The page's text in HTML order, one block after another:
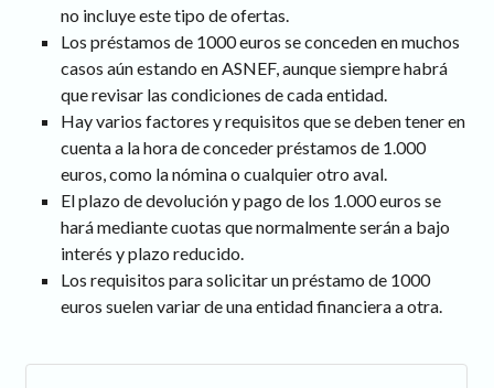
no incluye este tipo de ofertas.
Los préstamos de 1000 euros se conceden en muchos
casos aún estando en ASNEF, aunque siempre habrá
que revisar las condiciones de cada entidad.
Hay varios factores y requisitos que se deben tener en
cuenta a la hora de conceder préstamos de 1.000
euros, como la nómina o cualquier otro aval.
El plazo de devolución y pago de los 1.000 euros se
hará mediante cuotas que normalmente serán a bajo
interés y plazo reducido.
Los requisitos para solicitar un préstamo de 1000
euros suelen variar de una entidad financiera a otra.